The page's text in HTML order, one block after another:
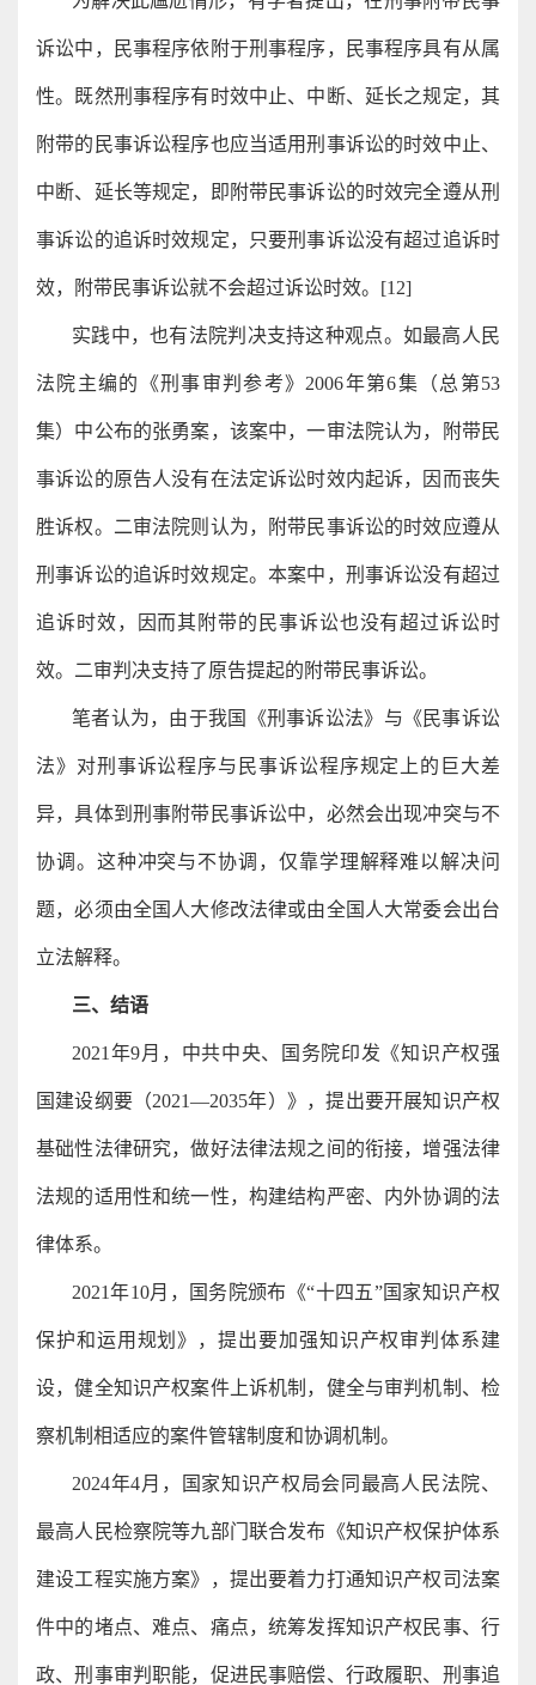
诉讼中，民事程序依附于刑事程序，民事程序具有从属
性。既然刑事程序有时效中止、中断、延长之规定，其
附带的民事诉讼程序也应当适用刑事诉讼的时效中止、
中断、延长等规定，即附带民事诉讼的时效完全遵从刑
事诉讼的追诉时效规定，只要刑事诉讼没有超过追诉时
效，附带民事诉讼就不会超过诉讼时效。[12]
实践中，也有法院判决支持这种观点。如最高人民
法院主编的《刑事审判参考》2006年第6集（总第53
集）中公布的张勇案，该案中，一审法院认为，附带民
事诉讼的原告人没有在法定诉讼时效内起诉，因而丧失
胜诉权。二审法院则认为，附带民事诉讼的时效应遵从
刑事诉讼的追诉时效规定。本案中，刑事诉讼没有超过
追诉时效，因而其附带的民事诉讼也没有超过诉讼时
效。二审判决支持了原告提起的附带民事诉讼。
笔者认为，由于我国《刑事诉讼法》与《民事诉讼
法》对刑事诉讼程序与民事诉讼程序规定上的巨大差
异，具体到刑事附带民事诉讼中，必然会出现冲突与不
协调。这种冲突与不协调，仅靠学理解释难以解决问
题，必须由全国人大修改法律或由全国人大常委会出台
立法解释。
三、结语
2021年9月，中共中央、国务院印发《知识产权强
国建设纲要（2021―2035年）》，提出要开展知识产权
基础性法律研究，做好法律法规之间的衔接，增强法律
法规的适用性和统一性，构建结构严密、内外协调的法
律体系。
2021年10月，国务院颁布《“十四五”国家知识产权
保护和运用规划》，提出要加强知识产权审判体系建
设，健全知识产权案件上诉机制，健全与审判机制、检
察机制相适应的案件管辖制度和协调机制。
2024年4月，国家知识产权局会同最高人民法院、
最高人民检察院等九部门联合发布《知识产权保护体系
建设工程实施方案》，提出要着力打通知识产权司法案
件中的堵点、难点、痛点，统筹发挥知识产权民事、行
政、刑事审判职能，促进民事赔偿、行政履职、刑事追